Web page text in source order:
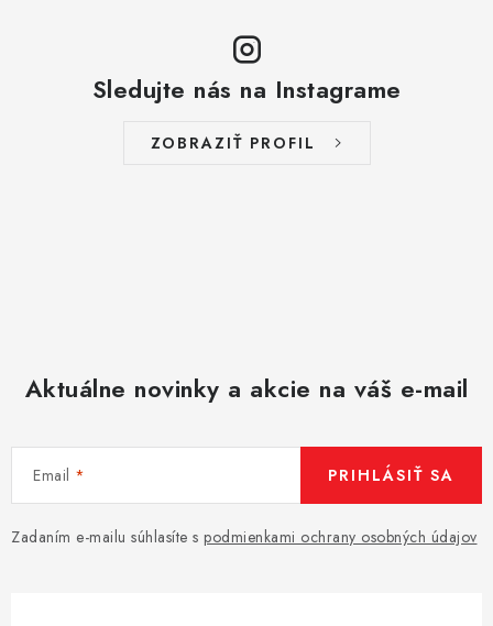
Sledujte nás na Instagrame
ZOBRAZIŤ PROFIL
Aktuálne novinky a akcie na váš e-mail
Email
Zadaním e-mailu súhlasíte s podmienkami ochrany osobných údajov
PRIHLÁSIŤ SA